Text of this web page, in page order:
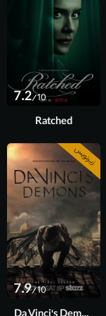
7.2/10
Ratched
قسمت 8 آخر
فصل 2
زیرنویس
7.9/10